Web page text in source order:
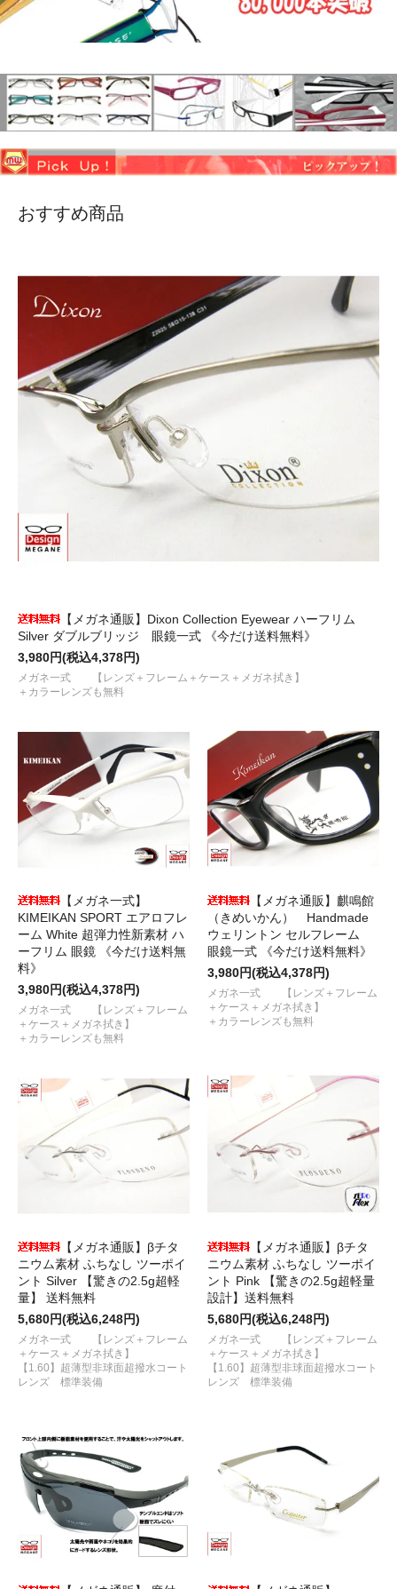
おすすめ商品
【メガネ通販】Dixon Collection Eyewear ハーフリム
Silver ダブルブリッジ 眼鏡一式 《今だけ送料無料》
3,980円(税込4,378円)
メガネ一式 【レンズ＋フレーム＋ケース＋メガネ拭き】
＋カラーレンズも無料
【メガネ一式】
KIMEIKAN SPORT エアロフレ
ーム White 超弾力性新素材 ハ
ーフリム 眼鏡 《今だけ送料無
料》
3,980円(税込4,378円)
メガネ一式 【レンズ＋フレーム
＋ケース＋メガネ拭き】
＋カラーレンズも無料
【メガネ通販】麒鳴館
（きめいかん） Handmade
ウェリントン セルフレーム
眼鏡一式 《今だけ送料無料》
3,980円(税込4,378円)
メガネ一式 【レンズ＋フレーム
＋ケース＋メガネ拭き】
＋カラーレンズも無料
【メガネ通販】βチタ
ニウム素材 ふちなし ツーポイ
ント Silver 【驚きの2.5g超軽
量】 送料無料
5,680円(税込6,248円)
メガネ一式 【レンズ＋フレーム
＋ケース＋メガネ拭き】
【1.60】超薄型非球面超撥水コート
レンズ 標準装備
【メガネ通販】βチタ
ニウム素材 ふちなし ツーポイ
ント Pink 【驚きの2.5g超軽量
設計】送料無料
5,680円(税込6,248円)
メガネ一式 【レンズ＋フレーム
＋ケース＋メガネ拭き】
【1.60】超薄型非球面超撥水コート
レンズ 標準装備